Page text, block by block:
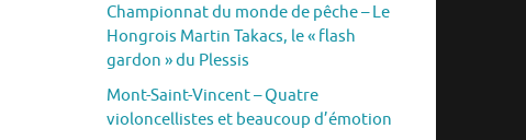
Championnat du monde de pêche – Le
Hongrois Martin Takacs, le « flash
gardon » du Plessis
Mont-Saint-Vincent – Quatre
violoncellistes et beaucoup d’émotion